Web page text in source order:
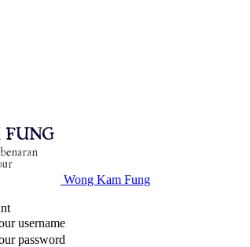
Wong Kam Fung
username
password